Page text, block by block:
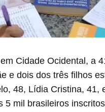
Cidade Ocidental, a
e dois dos três filhos
48, Lídia Cristina, 41,
5 mil brasileiros